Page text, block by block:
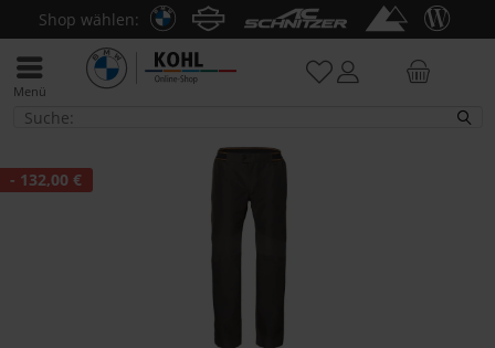
Shop wählen:
Menü
Hosen
- 132,00 €